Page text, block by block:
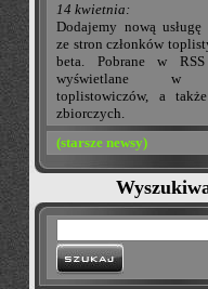
14 kwietnia:
Dodajemy nową usługę
ze stron członków
beta. Pobrane w
wyświetlane w
toplistowiczów, a
zbiorczych.
(starsze newsy)